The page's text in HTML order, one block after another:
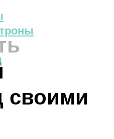
своими